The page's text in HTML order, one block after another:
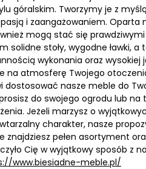
góralskim. Tworzymy je z
i zaangażowaniem.
mogą stać się
solidne stoły, wygodne ławki,
wykonania oraz wysokiej
na atmosferę Twojego
dostosować nasze meble do
do swojego ogrodu lub
Jeżeli marzysz o
charakter, nasze
znajdziesz pełen asortyment
Cię w wyjątkowy sposób z
www.biesiadne-meble.pl/